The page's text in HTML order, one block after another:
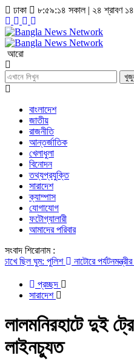
ঢাকা ৮:৫৯:১৫ সকাল| ২৪ শ্রাবণ
আরো
বাংলাদেশ
জাতীয়
রাজনীতি
আন্তর্জাতিক
খেলাধুলা
বিনোদন
তথ্যপ্রযুক্তি
সারাদেশ
ক্যাম্পাস
যোগাযোগ
ফটোগ্যালারী
আমাদের পরিবার
সংবাদ শিরোনাম :
ঘুম: পুলিশ
নাটোরে পর্যটনমন্ত্রীর
প্রচ্ছদ
সারাদেশ
লালমনিরহাটে দুই
লাইনচ্যুত